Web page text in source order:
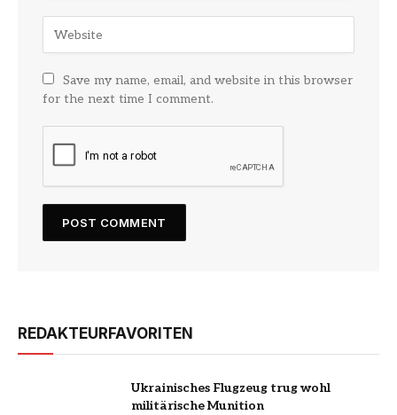
Save my name, email, and website in this browser
for the next time I comment.
REDAKTEURFAVORITEN
Ukrainisches Flugzeug trug wohl
militärische Munition